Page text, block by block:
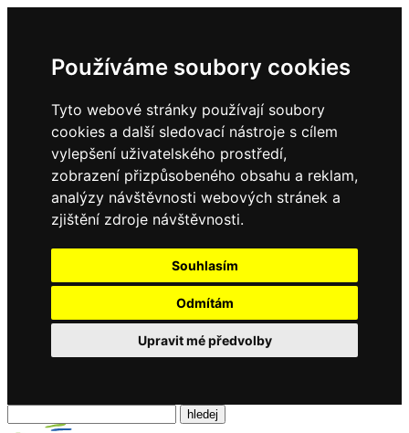
Používáme soubory cookies
Tyto webové stránky používají soubory
cookies a další sledovací nástroje s cílem
vylepšení uživatelského prostředí,
zobrazení přizpůsobeného obsahu a reklam,
analýzy návštěvnosti webových stránek a
zjištění zdroje návštěvnosti.
Souhlasím
Odmítám
Upravit mé předvolby